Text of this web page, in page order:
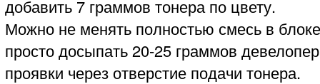
добавить 7 граммов тонера по цвету.
Можно не менять полностью смесь в
просто досыпать 20-25 граммов
проявки через отверстие подачи тонера.